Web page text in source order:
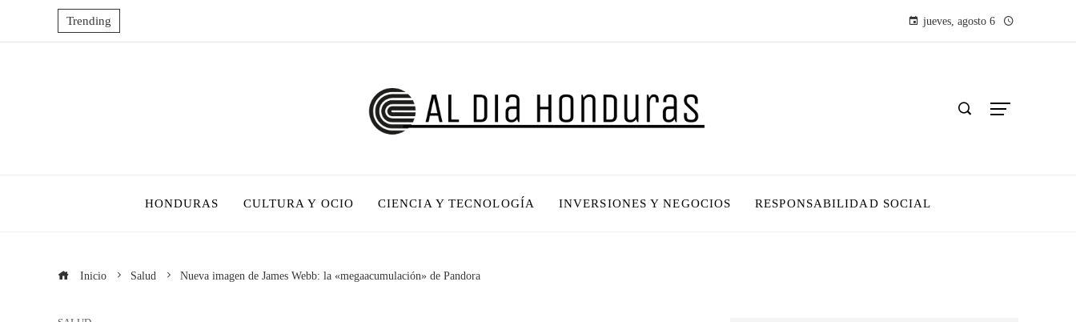
Trending jueves, agosto 6
HONDURAS CULTURA Y OCIO CIENCIA Y TECNOLOGÍA INVERSIONES Y NEGOCIOS RESPONSABILIDAD SOCIAL
Inicio Salud Nueva imagen de James Webb: la «megaacumulación» de Pandora